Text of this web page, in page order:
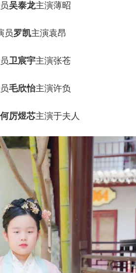
吴泰龙主演薄昭
员罗凯主演袁昂
卫宸宇主演张苍
毛欣怡主演许负
何厉煜芯主演于夫人